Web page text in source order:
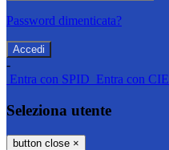
Password dimenticata?
-
Entra con SPID Entra con CIE
Seleziona utente
button close ×